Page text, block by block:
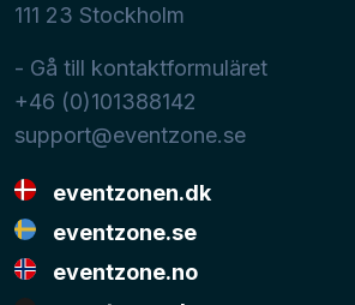
111 23 Stockholm
- Gå till kontaktformuläret
+46 (0)101388142
support@eventzone.se
eventzonen.dk
eventzone.se
eventzone.no